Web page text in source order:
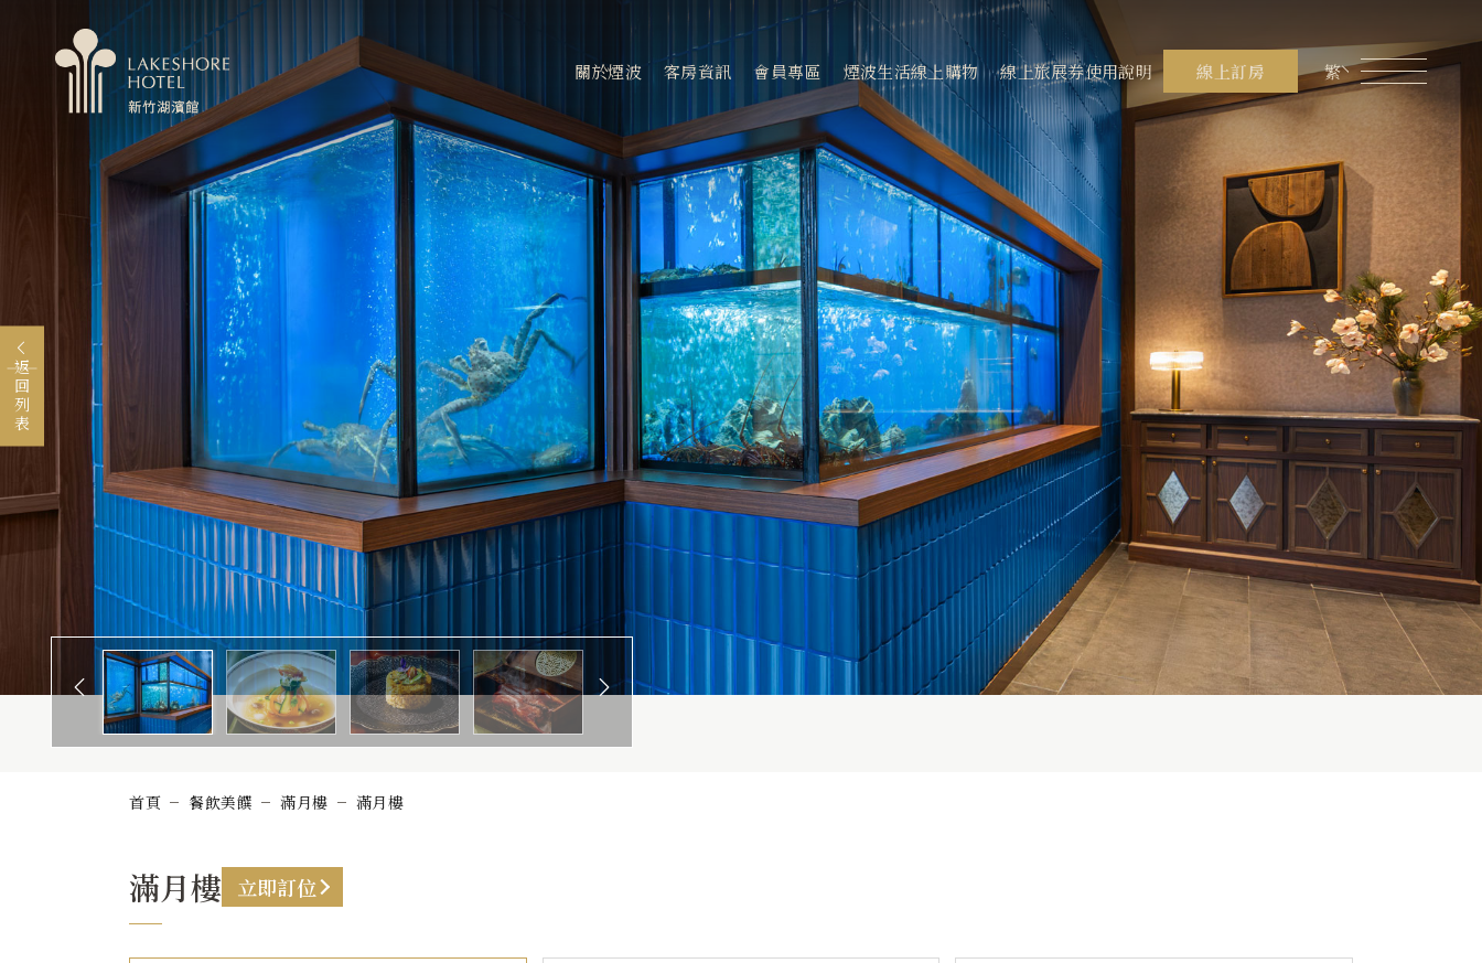
關於煙波 客房資訊 會員專區 煙波生活線上購物 線上旅展券使用說明 線上訂房 繁
返回列表
首頁 餐飲美饌 滿月樓 滿月樓
滿月樓 立即訂位
會員專區 煙波生活線上購物 線上旅展券使用說明
MENU
關於煙波 客房資訊 餐飲美饌
婚宴會議 新訊優惠 設施服務
卡樂次元 煙波早午餐 在地旅行
永續專區 常見問題 聯絡我們
煙波顧客評論